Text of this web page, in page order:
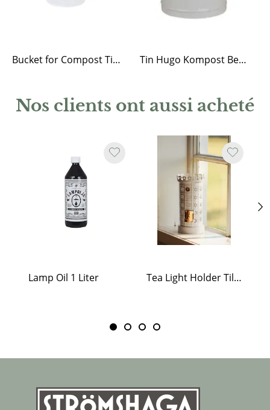
Bucket for Compost Tins Tin Hugo Kompost Beige
Nos clients ont aussi acheté
Lamp Oil 1 Liter Tea Light Holder Tiled Stove White